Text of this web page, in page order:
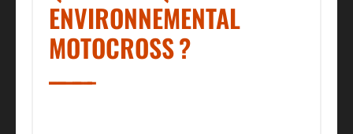
ENVIRONNEMENTAL
MOTOCROSS ?